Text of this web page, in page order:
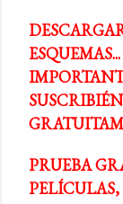
PRUEBA
PELÍCULAS,